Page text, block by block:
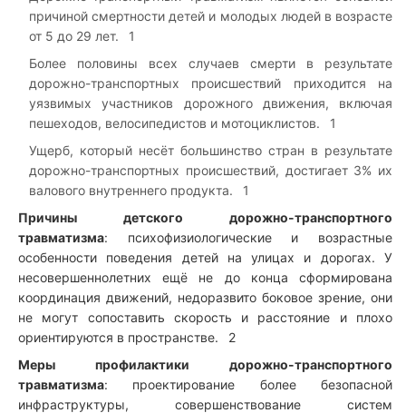
причиной смертности детей и молодых людей в возрасте
от 5 до 29 лет.
1
Более половины всех случаев смерти в результате
дорожно-транспортных происшествий приходится на
уязвимых участников дорожного движения, включая
пешеходов, велосипедистов и мотоциклистов.
1
Ущерб, который несёт большинство стран в результате
дорожно-транспортных происшествий, достигает 3% их
валового внутреннего продукта.
1
Причины детского дорожно-транспортного
травматизма: психофизиологические и возрастные
особенности поведения детей на улицах и дорогах. У
несовершеннолетних ещё не до конца сформирована
координация движений, недоразвито боковое зрение, они
не могут сопоставить скорость и расстояние и плохо
ориентируются в пространстве.
2
Меры профилактики дорожно-транспортного
травматизма: проектирование более безопасной
инфраструктуры, совершенствование систем